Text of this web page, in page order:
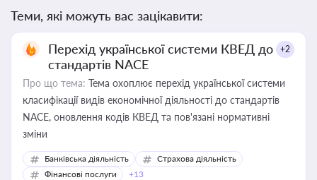
Теми, які можуть вас зацікавити:
Перехід української системи КВЕД до
стандартів NACE
+2
Про що тема: Тема охоплює перехід української системи
класифікації видів економічної діяльності до стандартів
NACE, оновлення кодів КВЕД та пов'язані нормативні
зміни
Банківська діяльність
Страхова діяльність
Фінансові послуги
+13